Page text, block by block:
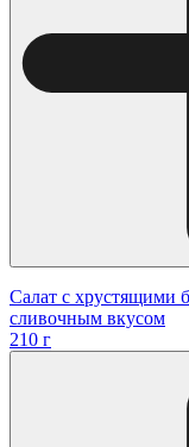
Салат с хрустящими
сливочным вкусом
210 г